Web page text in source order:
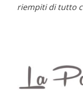
riempiti di tutto